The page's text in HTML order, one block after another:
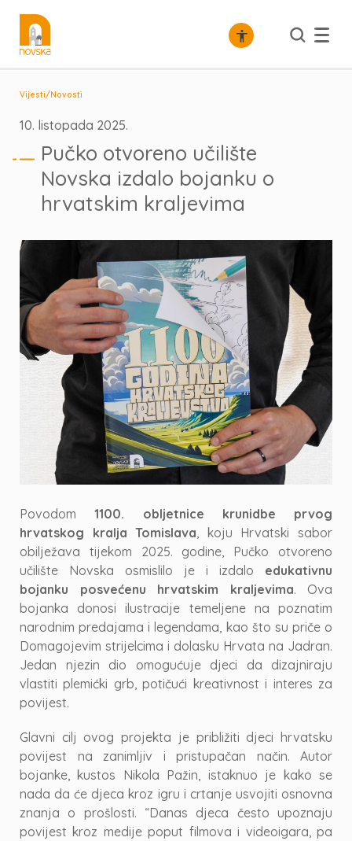
Vijesti/Novosti
10. listopada 2025.
Pučko otvoreno učilište
Novska izdalo bojanku o
hrvatskim kraljevima
Povodom1100. obljetnice krunidbe prvog
hrvatskog kralja Tomislava , koju Hrvatski sabor
obilježava tijekom 2025. godine, Pučko otvoreno
učilište Novska osmislilo je i izdalo edukativnu
bojanku posvećenu hrvatskim kraljevima. Ova
bojanka donosi ilustracije temeljene na poznatim
narodnim predajama i legendama, kao što su priče o
Domagojevim strijelcima i dolasku Hrvata na Jadran.
Jedan njezin dio omogućuje djeci da dizajniraju
vlastiti plemićki grb, potičući kreativnost i interes za
povijest.
Glavni cilj ovog projekta je približiti djeci hrvatsku
povijest na zanimljiv i pristupačan način. Autor
bojanke, kustos Nikola Pažin, istaknuo je kako se
nada da će djeca kroz igru i crtanje usvojiti osnovna
znanja o prošlosti. “Danas djeca često upoznaju
povijest kroz medije poput filmova i videoigara, pa